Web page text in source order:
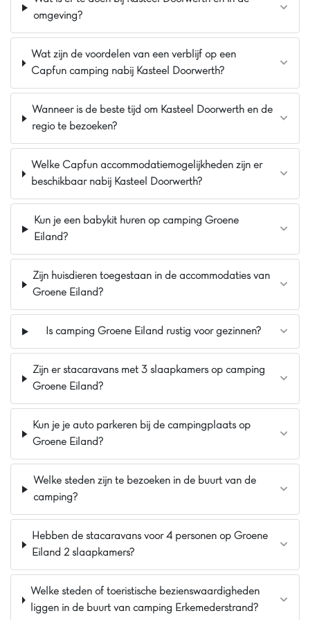
🍽️ belooft De Scheepsbel ontspanning en vermaak
De mening van Jasmijn
Vakantiepark de Scheepsbel bevindt zich
midden in de Veluwe. Je kunt hier fijn wandelen
en genieten van de natuur. Het park wordt
namelijk omringd door bossen, heide en een
Scheepsbel een mooie indoorspeeltuin. Ook
heeft de Scheepsbel 2 nieuwe zwembaden van
in totaal 490 m2. Dat is twee keer zo groot als
Pluspunten
Gelegen op De Veluwe
Gezellige indoorspeeltuin De Speelpiraat
Op nog geen 14 km van Walibi Holland
omgeving?
Wat zijn de voordelen van een verblijf op een
Capfun camping nabij Kasteel Doorwerth?
Wanneer is de beste tijd om Kasteel Doorwerth en de
regio te bezoeken?
Welke Capfun accommodatiemogelijkheden zijn er
beschikbaar nabij Kasteel Doorwerth?
Kun je een babykit huren op camping Groene
Eiland?
Zijn huisdieren toegestaan in de accommodaties van
Groene Eiland?
Is camping Groene Eiland rustig voor gezinnen?
Zijn er stacaravans met 3 slaapkamers op camping
Groene Eiland?
Kun je je auto parkeren bij de campingplaats op
Groene Eiland?
Welke steden zijn te bezoeken in de buurt van de
camping?
Hebben de stacaravans voor 4 personen op Groene
Eiland 2 slaapkamers?
Welke steden of toeristische bezienswaardigheden
liggen in de buurt van camping Erkemederstrand?